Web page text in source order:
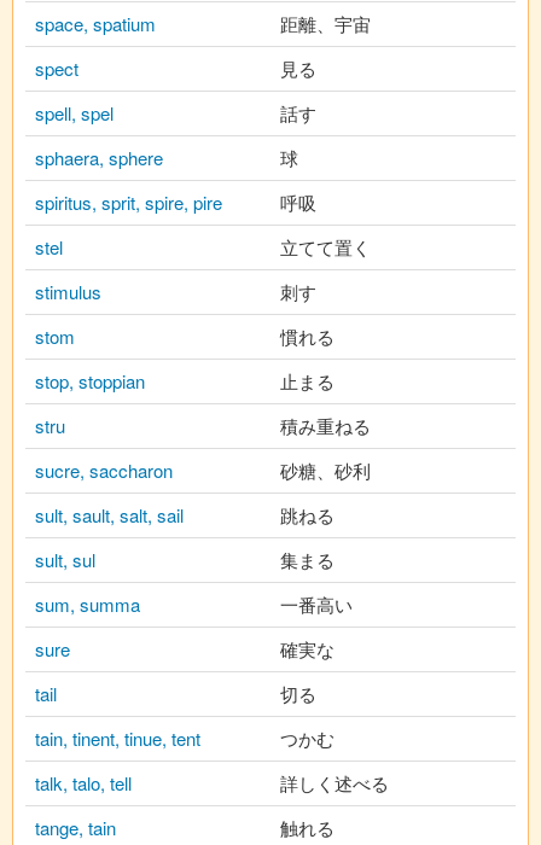
space, spatium
距離、宇宙
spect
見る
spell, spel
話す
sphaera, sphere
球
spiritus, sprit, spire, pire
呼吸
stel
立てて置く
stimulus
刺す
stom
慣れる
stop, stoppian
止まる
stru
積み重ねる
sucre, saccharon
砂糖、砂利
sult, sault, salt, sail
跳ねる
sult, sul
集まる
sum, summa
一番高い
sure
確実な
tail
切る
tain, tinent, tinue, tent
つかむ
talk, talo, tell
詳しく述べる
tange, tain
触れる